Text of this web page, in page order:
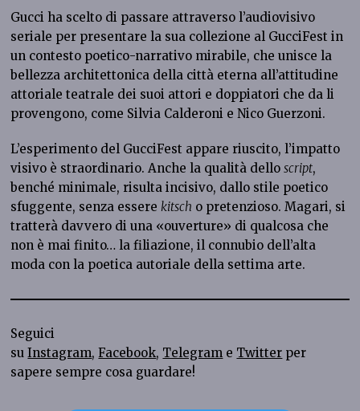
Gucci ha scelto di passare attraverso l’audiovisivo
seriale per presentare la sua collezione al GucciFest in
un contesto poetico-narrativo mirabile, che unisce la
bellezza architettonica della città eterna all’attitudine
attoriale teatrale dei suoi attori e doppiatori che da li
provengono, come Silvia Calderoni e Nico Guerzoni.
L’esperimento del GucciFest appare riuscito, l’impatto
visivo è straordinario. Anche la qualità delloscript,
benché minimale, risulta incisivo, dallo stile poetico
sfuggente, senza esserekitsch o pretenzioso. Magari, si
tratterà davvero di una «ouverture» di qualcosa che
non è mai finito… la filiazione, il connubio dell’alta
moda con la poetica autoriale della settima arte.
Seguici
suInstagram,Facebook, Telegram e Twitter per
sapere sempre cosa guardare!